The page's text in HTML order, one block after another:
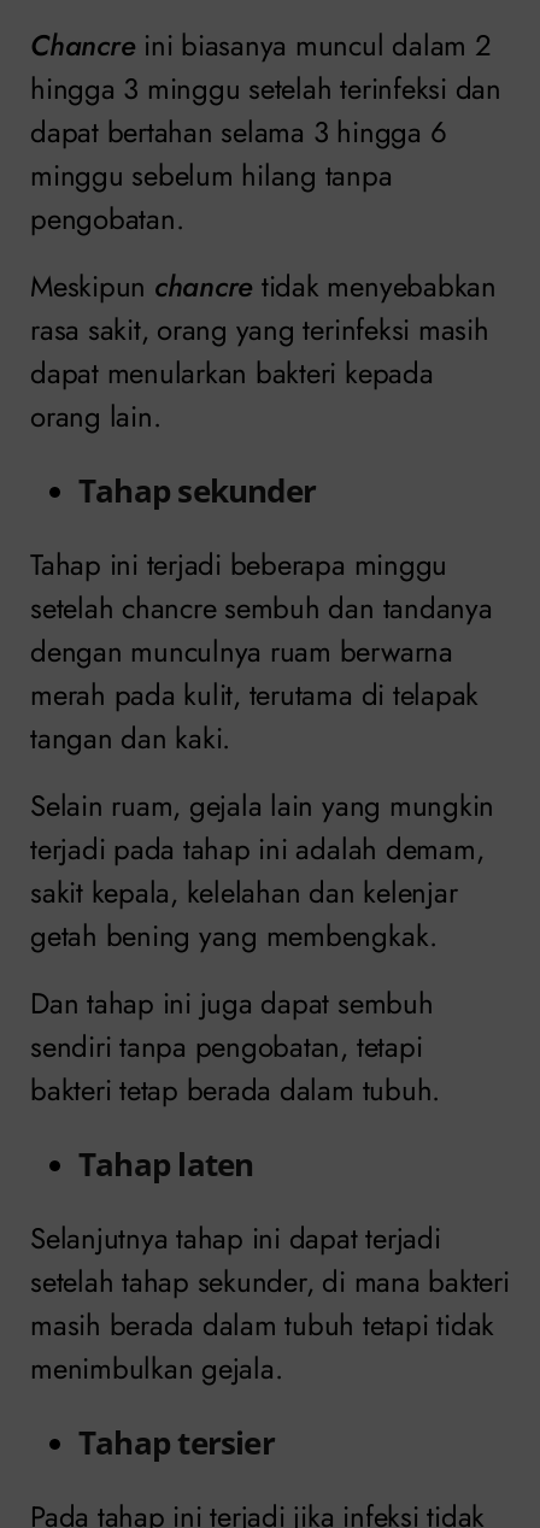
Chancreini biasanya muncul dalam 2
hingga 3 minggu setelah terinfeksi dan
dapat bertahan selama 3 hingga 6
minggu sebelum hilang tanpa
pengobatan.
Meskipun chancre tidak menyebabkan
rasa sakit, orang yang terinfeksi masih
dapat menularkan bakteri kepada
orang lain.
Tahap sekunder
Tahap ini terjadi beberapa minggu
setelah chancre sembuh dan tandanya
dengan munculnya ruam berwarna
merah pada kulit, terutama di telapak
tangan dan kaki.
Selain ruam, gejala lain yang mungkin
terjadi pada tahap ini adalah demam,
sakit kepala, kelelahan dan kelenjar
getah bening yang membengkak.
Dan tahap ini juga dapat sembuh
sendiri tanpa pengobatan, tetapi
bakteri tetap berada dalam tubuh.
Tahap laten
Selanjutnya tahap ini dapat terjadi
setelah tahap sekunder, di mana bakteri
masih berada dalam tubuh tetapi tidak
menimbulkan gejala.
Tahap tersier
Pada tahap ini terjadi jika infeksi tidak